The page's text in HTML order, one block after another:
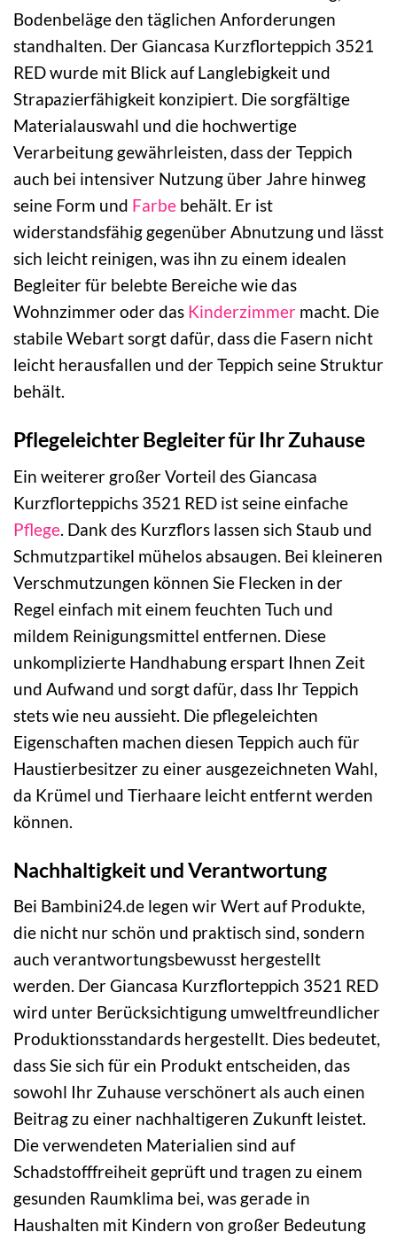
Bodenbeläge den täglichen Anforderungen
standhalten. Der Giancasa Kurzflorteppich 3521
RED wurde mit Blick auf Langlebigkeit und
Strapazierfähigkeit konzipiert. Die sorgfältige
Materialauswahl und die hochwertige
Verarbeitung gewährleisten, dass der Teppich
auch bei intensiver Nutzung über Jahre hinweg
seine Form und Farbe behält. Er ist
widerstandsfähig gegenüber Abnutzung und lässt
sich leicht reinigen, was ihn zu einem idealen
Begleiter für belebte Bereiche wie das
Wohnzimmer oder das Kinderzimmer macht. Die
stabile Webart sorgt dafür, dass die Fasern nicht
leicht herausfallen und der Teppich seine Struktur
behält.
Pflegeleichter Begleiter für Ihr Zuhause
Ein weiterer großer Vorteil des Giancasa
Kurzflorteppichs 3521 RED ist seine einfache
Pflege. Dank des Kurzflors lassen sich Staub und
Schmutzpartikel mühelos absaugen. Bei kleineren
Verschmutzungen können Sie Flecken in der
Regel einfach mit einem feuchten Tuch und
mildem Reinigungsmittel entfernen. Diese
unkomplizierte Handhabung erspart Ihnen Zeit
und Aufwand und sorgt dafür, dass Ihr Teppich
stets wie neu aussieht. Die pflegeleichten
Eigenschaften machen diesen Teppich auch für
Haustierbesitzer zu einer ausgezeichneten Wahl,
da Krümel und Tierhaare leicht entfernt werden
können.
Nachhaltigkeit und Verantwortung
Bei Bambini24.de legen wir Wert auf Produkte,
die nicht nur schön und praktisch sind, sondern
auch verantwortungsbewusst hergestellt
werden. Der Giancasa Kurzflorteppich 3521 RED
wird unter Berücksichtigung umweltfreundlicher
Produktionsstandards hergestellt. Dies bedeutet,
dass Sie sich für ein Produkt entscheiden, das
sowohl Ihr Zuhause verschönert als auch einen
Beitrag zu einer nachhaltigeren Zukunft leistet.
Die verwendeten Materialien sind auf
Schadstofffreiheit geprüft und tragen zu einem
gesunden Raumklima bei, was gerade in
Haushalten mit Kindern von großer Bedeutung